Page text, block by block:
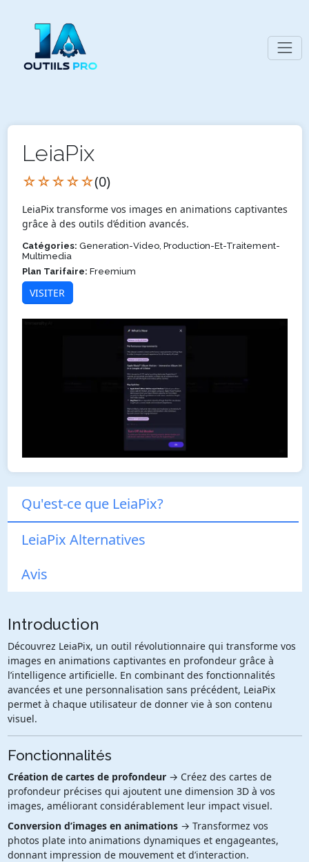
LeiaPix
☆☆☆☆☆(0)
LeiaPix transforme vos images en animations captivantes
grâce à des outils d’édition avancés.
Catégories: Generation-Video, Production-Et-Traitement-
Multimedia
Plan Tarifaire: Freemium
VISITER
Qu'est-ce que LeiaPix?
LeiaPix Alternatives
Avis
Introduction
Découvrez LeiaPix, un outil révolutionnaire qui transforme vos
images en animations captivantes en profondeur grâce à
l’intelligence artificielle. En combinant des fonctionnalités
avancées et une personnalisation sans précédent, LeiaPix
permet à chaque utilisateur de donner vie à son contenu
visuel.
Fonctionnalités
Création de cartes de profondeur→ Créez des cartes de
profondeur précises qui ajoutent une dimension 3D à vos
images, améliorant considérablement leur impact visuel.
Conversion d’images en animations→ Transformez vos
photos plate into animations dynamiques et engageantes,
donnant impression de mouvement et d’interaction.